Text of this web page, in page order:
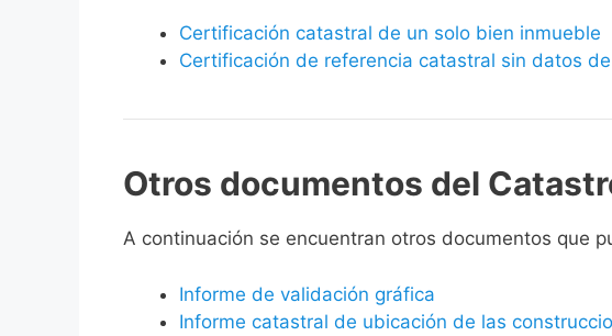
Certificación catastral de un solo bien inmueble
Certificación de referencia catastral sin datos
Otros documentos del
A continuación se encuentran otros documentos que
Informe de validación gráfica
Informe catastral de ubicación de las